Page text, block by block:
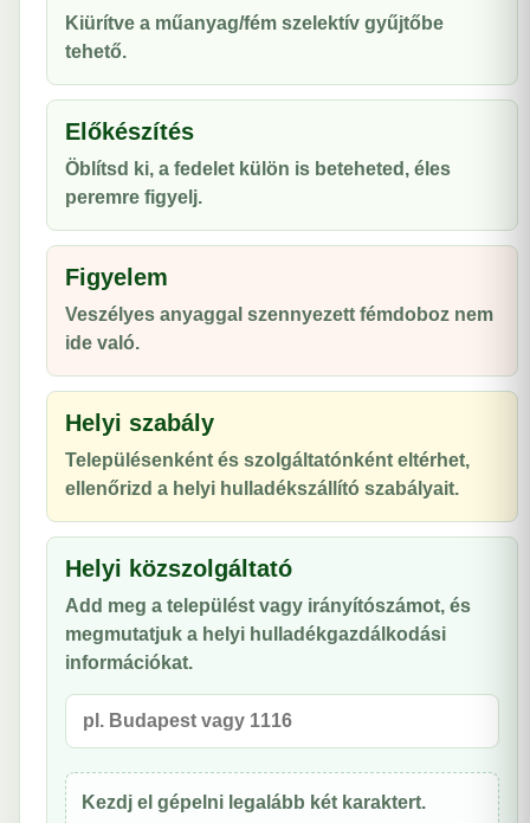
Kiürítve a műanyag/fém szelektív gyűjtőbe
tehető.
Előkészítés
Öblítsd ki, a fedelet külön is beteheted, éles
peremre figyelj.
Figyelem
Veszélyes anyaggal szennyezett fémdoboz nem
ide való.
Helyi szabály
Településenként és szolgáltatónként eltérhet,
ellenőrizd a helyi hulladékszállító szabályait.
Helyi közszolgáltató
Add meg a települést vagy irányítószámot, és
megmutatjuk a helyi hulladékgazdálkodási
információkat.
Kezdj el gépelni legalább két karaktert.